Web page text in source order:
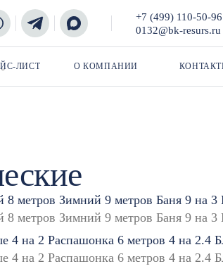
+7 (499) 110-50-96
0132@bk-resurs.ru
ЛИСТ О КОМПАНИИ
8 метров Зимний 9 метров Баня 9 на 3
4 на 2 Распашонка 6 метров 4 на 2.4